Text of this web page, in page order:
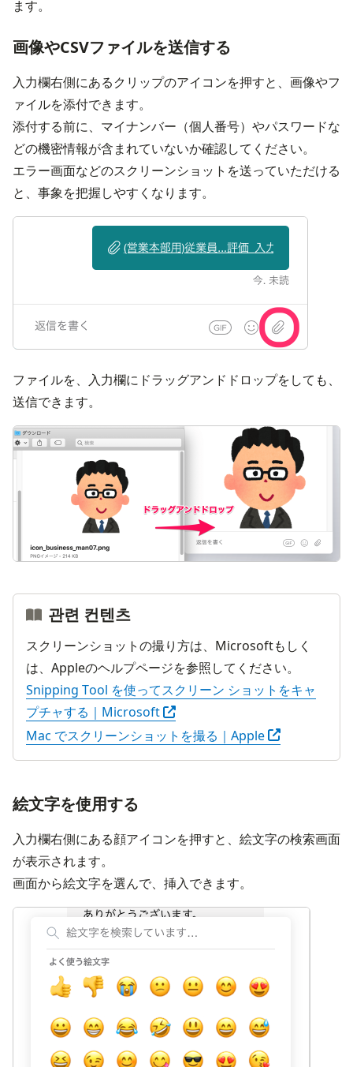
ます。
画像やCSVファイルを送信する
入力欄右側にあるクリップのアイコンを押すと、画像やフ
ァイルを添付できます。
添付する前に、マイナンバー（個人番号）やパスワードな
どの機密情報が含まれていないか確認してください。
エラー画面などのスクリーンショットを送っていただける
と、事象を把握しやすくなります。
ファイルを、入力欄にドラッグアンドドロップをしても、
送信できます。
관련 컨텐츠
スクリーンショットの撮り方は、Microsoftもしく
は、Appleのヘルプページを参照してください。
Snipping Tool を使ってスクリーン ショットをキャ
プチャする｜Microsoft
다른 창으로 열기
Mac でスクリーンショットを撮る｜Apple
다른 창으로
絵文字を使用する
入力欄右側にある顔アイコンを押すと、絵文字の検索画面
が表示されます。
画面から絵文字を選んで、挿入できます。